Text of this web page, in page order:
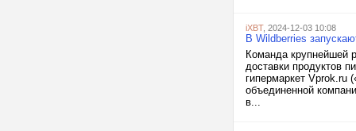
iXBT, 2024-12-03 10:08
В Wildberries
Команда крупнейшей
доставки продуктов
гипермаркет Vprok.ru
объединенной
в...